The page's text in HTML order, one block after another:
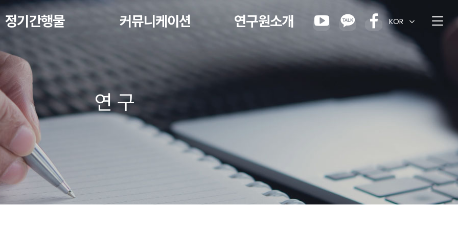
정기간행물 커뮤니케이션 연구원소개 KOR
연 구